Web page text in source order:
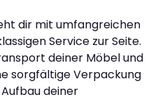
dir mit umfangreichen
Service zur Seite.
deiner Möbel und
sorgfältige Verpackung
deiner